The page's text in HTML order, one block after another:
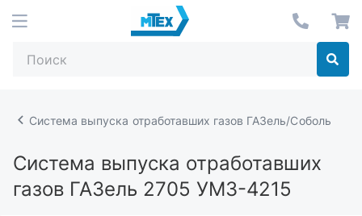
Система выпуска отработавших газов ГАЗель/Соболь
Система выпуска отработавших
газов ГАЗель 2705 УМЗ-4215